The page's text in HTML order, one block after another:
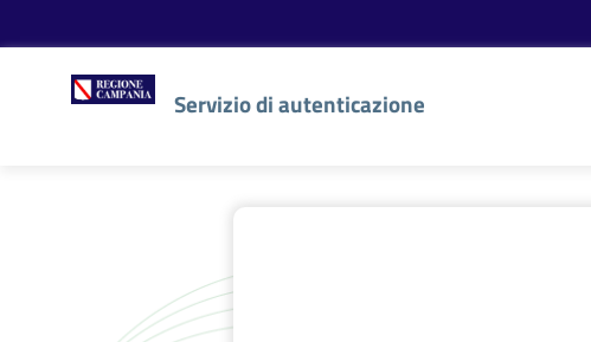
Servizio di autenticazione